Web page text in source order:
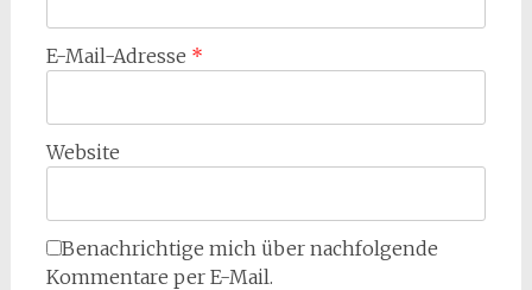
E-Mail-Adresse *
Website
Benachrichtige mich über nachfolgende
Kommentare per E-Mail.